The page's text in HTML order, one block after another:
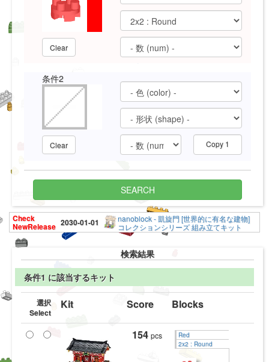
Clear
条件2
Clear Copy 1
SEARCH
Check
NewRelease 2030-01-01
nanoblock - 凱旋門 [世界的に有名な建物]
コレクションシリーズ 組み立てキット
検索結果
条件1 に該当するキット
選択
Select
Kit Score Blocks
154 pcs
Red
2x2 : Round